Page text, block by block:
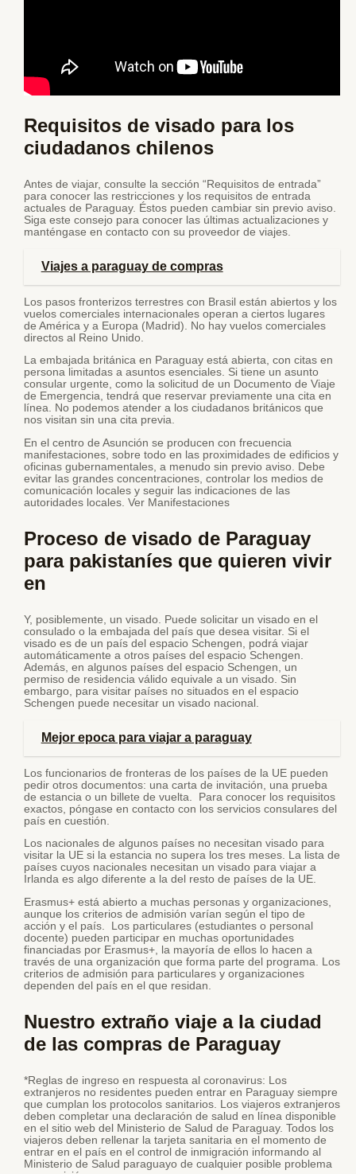
Requisitos de visado para los
ciudadanos chilenos
Antes de viajar, consulte la sección “Requisitos de entrada”
para conocer las restricciones y los requisitos de entrada
actuales de Paraguay. Éstos pueden cambiar sin previo aviso.
Siga este consejo para conocer las últimas actualizaciones y
manténgase en contacto con su proveedor de viajes.
Viajes a paraguay de compras
Los pasos fronterizos terrestres con Brasil están abiertos y los
vuelos comerciales internacionales operan a ciertos lugares
de América y a Europa (Madrid). No hay vuelos comerciales
directos al Reino Unido.
La embajada británica en Paraguay está abierta, con citas en
persona limitadas a asuntos esenciales. Si tiene un asunto
consular urgente, como la solicitud de un Documento de Viaje
de Emergencia, tendrá que reservar previamente una cita en
línea. No podemos atender a los ciudadanos británicos que
nos visitan sin una cita previa.
En el centro de Asunción se producen con frecuencia
manifestaciones, sobre todo en las proximidades de edificios y
oficinas gubernamentales, a menudo sin previo aviso. Debe
evitar las grandes concentraciones, controlar los medios de
comunicación locales y seguir las indicaciones de las
autoridades locales. Ver Manifestaciones
Proceso de visado de Paraguay
para pakistaníes que quieren vivir
en
Y, posiblemente, un visado. Puede solicitar un visado en el
consulado o la embajada del país que desea visitar. Si el
visado es de un país del espacio Schengen, podrá viajar
automáticamente a otros países del espacio Schengen.
Además, en algunos países del espacio Schengen, un
permiso de residencia válido equivale a un visado. Sin
embargo, para visitar países no situados en el espacio
Schengen puede necesitar un visado nacional.
Mejor epoca para viajar a paraguay
Los funcionarios de fronteras de los países de la UE pueden
pedir otros documentos: una carta de invitación, una prueba
de estancia o un billete de vuelta. Para conocer los requisitos
exactos, póngase en contacto con los servicios consulares del
país en cuestión.
Los nacionales de algunos países no necesitan visado para
visitar la UE si la estancia no supera los tres meses. La lista de
países cuyos nacionales necesitan un visado para viajar a
Irlanda es algo diferente a la del resto de países de la UE.
Erasmus+ está abierto a muchas personas y organizaciones,
aunque los criterios de admisión varían según el tipo de
acción y el país. Los particulares (estudiantes o personal
docente) pueden participar en muchas oportunidades
financiadas por Erasmus+, la mayoría de ellos lo hacen a
través de una organización que forma parte del programa. Los
criterios de admisión para particulares y organizaciones
dependen del país en el que residan.
Nuestro extraño viaje a la ciudad
de las compras de Paraguay
*Reglas de ingreso en respuesta al coronavirus: Los
extranjeros no residentes pueden entrar en Paraguay siempre
que cumplan los protocolos sanitarios. Los viajeros extranjeros
deben completar una declaración de salud en línea disponible
en el sitio web del Ministerio de Salud de Paraguay. Todos los
viajeros deben rellenar la tarjeta sanitaria en el momento de
entrar en el país en el control de inmigración informando al
Ministerio de Salud paraguayo de cualquier posible problema